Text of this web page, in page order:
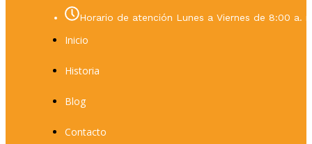
Horario de atención Lunes a Viernes de 8:00 a.
Inicio
Historia
Blog
Contacto